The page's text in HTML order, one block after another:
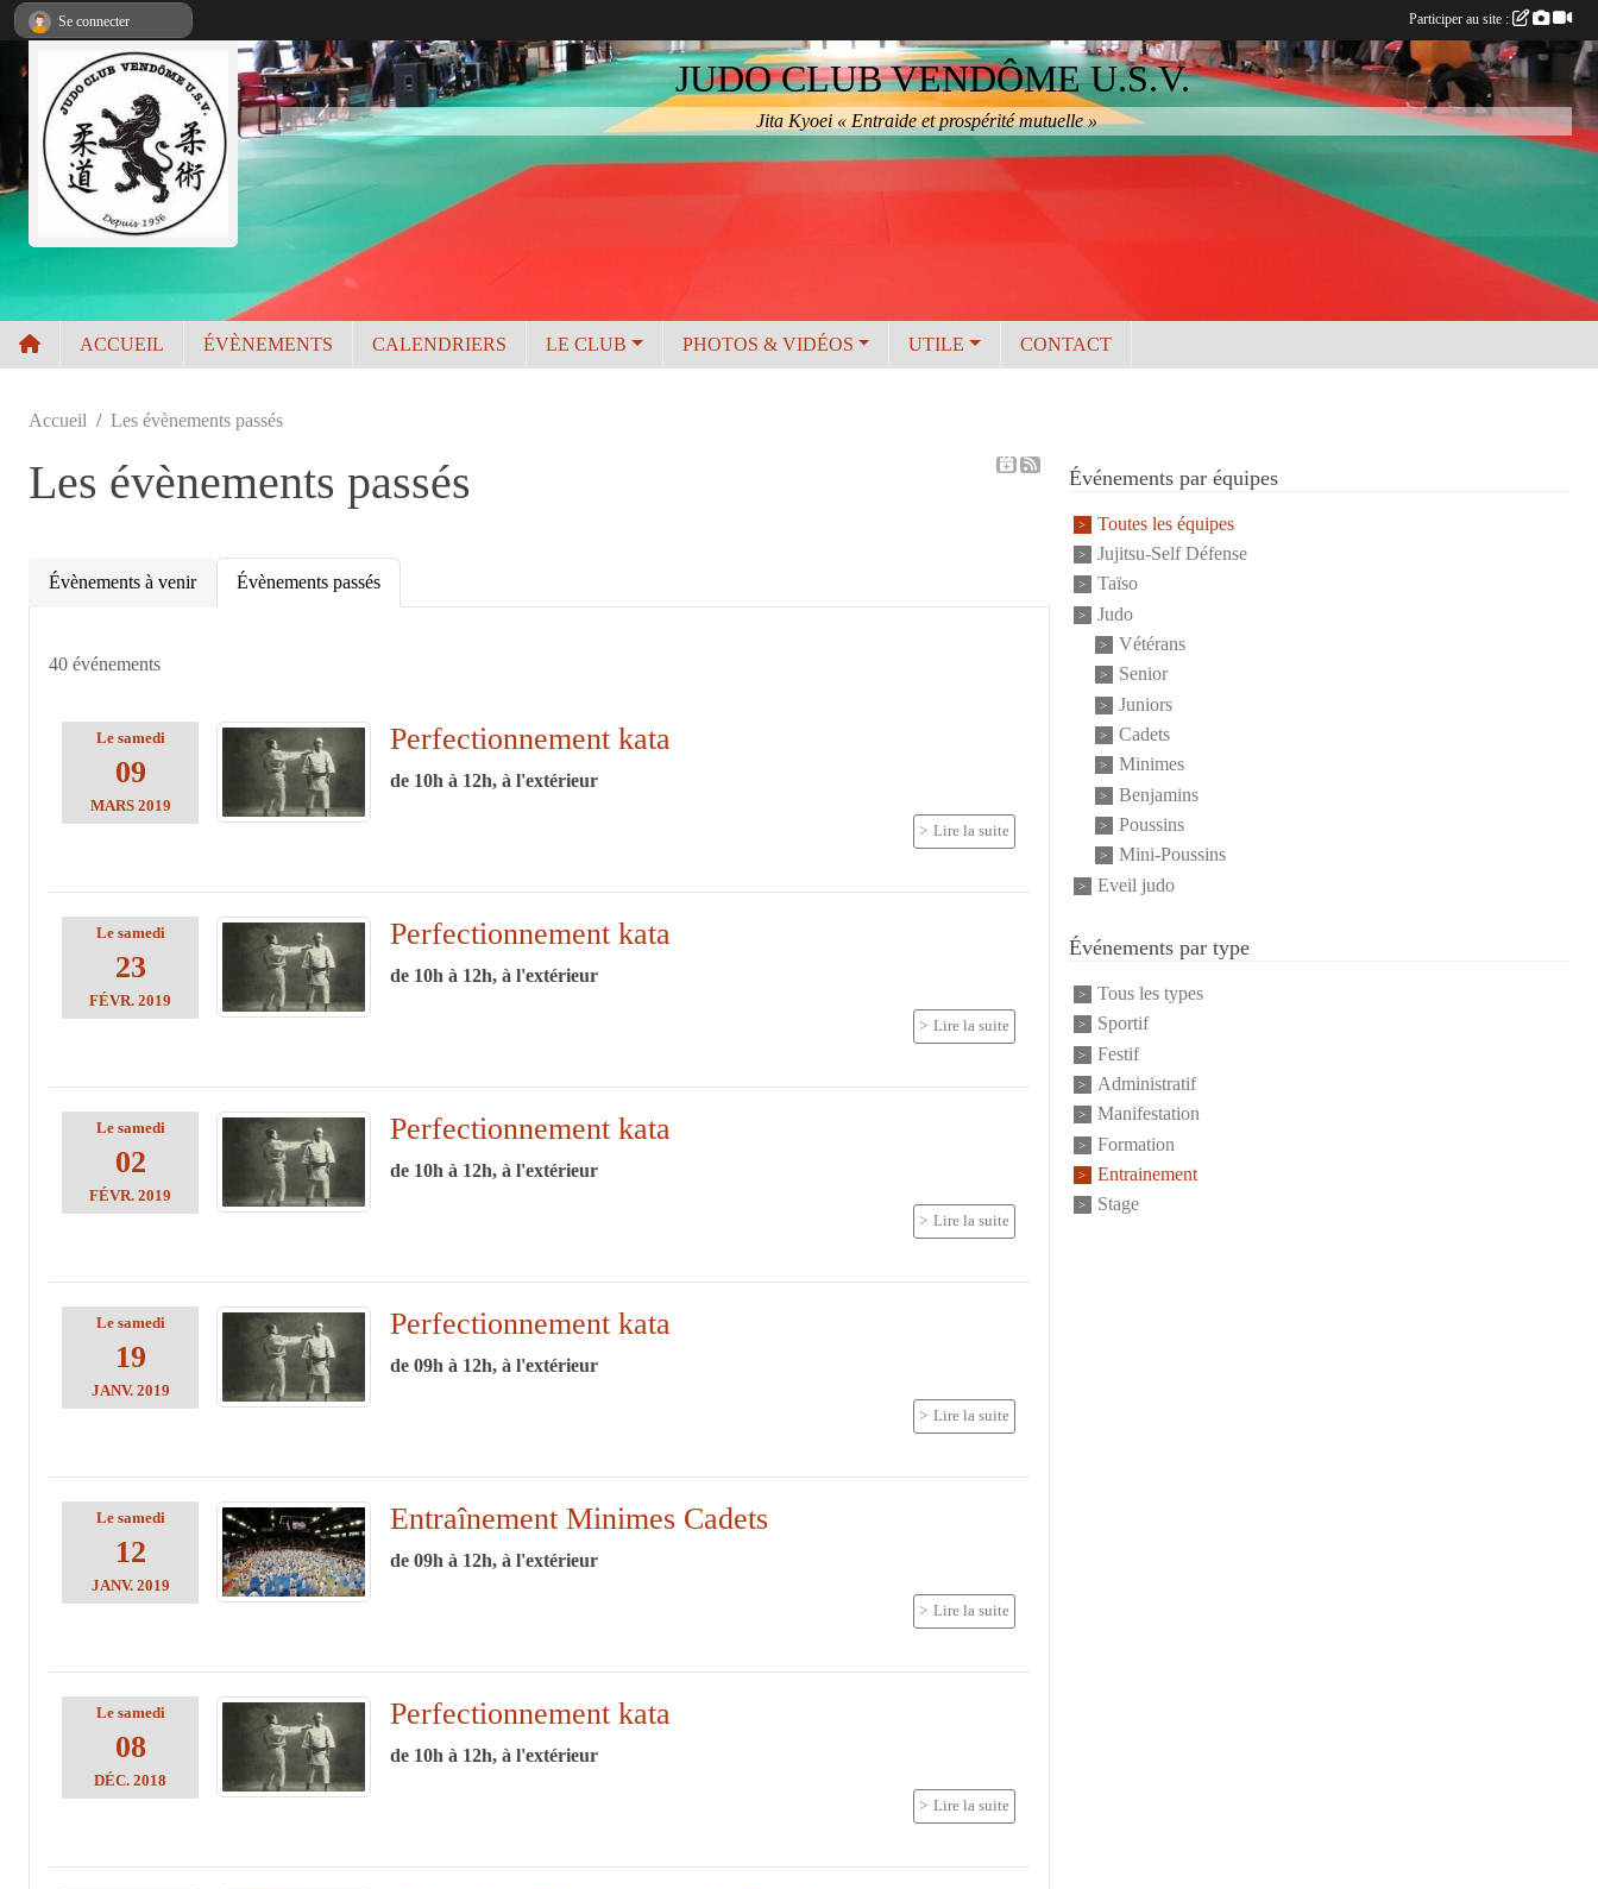
JUDO CLUB VENDÔME U.S.V.
Jita Kyoei « Entraide et prospérité mutuelle »
ACCUEIL ÉVÈNEMENTS CALENDRIERS LE CLUB PHOTOS & VIDÉOS UTILE CONTACT
Accueil Les évènements passés
Les évènements passés
Évènements à venir Évènements passés
40 événements
Le samedi
09
MARS 2019
Perfectionnement kata
de 10h à 12h, à l'extérieur
Lire la suite
Le samedi
23
FÉVR. 2019
Perfectionnement kata
de 10h à 12h, à l'extérieur
Lire la suite
Le samedi
02
FÉVR. 2019
Perfectionnement kata
de 10h à 12h, à l'extérieur
Lire la suite
Le samedi
19
JANV. 2019
Perfectionnement kata
de 09h à 12h, à l'extérieur
Lire la suite
Le samedi
12
JANV. 2019
Entraînement Minimes Cadets
de 09h à 12h, à l'extérieur
Lire la suite
Le samedi
08
DÉC. 2018
Perfectionnement kata
de 10h à 12h, à l'extérieur
Lire la suite
Événements par équipes
Toutes les équipes
Jujitsu-Self Défense
Taïso
Judo
Vétérans
Senior
Juniors
Cadets
Minimes
Benjamins
Poussins
Mini-Poussins
Eveil judo
Événements par type
Tous les types
Sportif
Festif
Administratif
Manifestation
Formation
Entrainement
Stage
Se connecter Participer au site :
Panneau de gestion des cookies